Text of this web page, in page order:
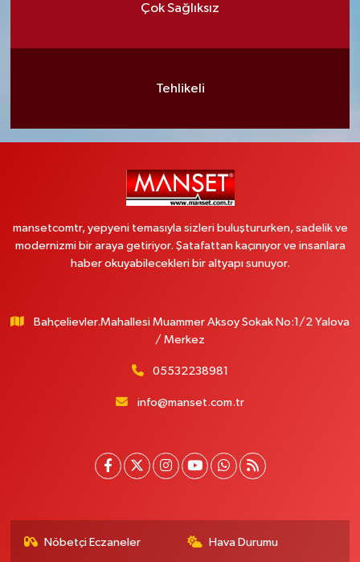
Çok Sağlıksız
Tehlikeli
mansetcomtr, yepyeni temasıyla sizleri buluştururken, sadelik ve
modernizmi bir araya getiriyor. Şatafattan kaçınıyor ve insanlara
haber okuyabilecekleri bir altyapı sunuyor.
Bahçelievler.Mahallesi Muammer Aksoy Sokak No:1/2 Yalova
/ Merkez
05532238981
info@manset.com.tr
Nöbetçi Eczaneler Hava Durumu